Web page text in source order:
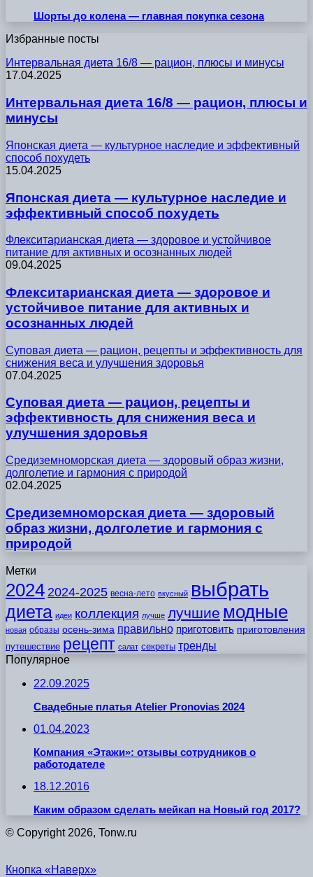
Шорты до колена — главная покупка сезона
Избранные посты
Интервальная диета 16/8 — рацион, плюсы и минусы
17.04.2025
Интервальная диета 16/8 — рацион, плюсы и
минусы
Японская диета — культурное наследие и эффективный
способ похудеть
15.04.2025
Японская диета — культурное наследие и
эффективный способ похудеть
Флекситарианская диета — здоровое и устойчивое
питание для активных и осознанных людей
09.04.2025
Флекситарианская диета — здоровое и
устойчивое питание для активных и
осознанных людей
Суповая диета — рацион, рецепты и эффективность для
снижения веса и улучшения здоровья
07.04.2025
Суповая диета — рацион, рецепты и
эффективность для снижения веса и
улучшения здоровья
Средиземноморская диета — здоровый образ жизни,
долголетие и гармония с природой
02.04.2025
Средиземноморская диета — здоровый
образ жизни, долголетие и гармония с
природой
Метки
2024 2024-2025 весна-лето вкусный выбрать
диета идеи коллекция лучше лучшие модные
новая образы осень-зима правильно приготовить приготовления
путешествие рецепт салат секреты тренды
Популярное
22.09.2025
Свадебные платья Atelier Pronovias 2024
01.04.2023
Компания «Этажи»: отзывы сотрудников о
работодателе
18.12.2016
Каким образом сделать мейкап на Новый год 2017?
© Copyright 2026, Tonw.ru
Кнопка «Наверх»